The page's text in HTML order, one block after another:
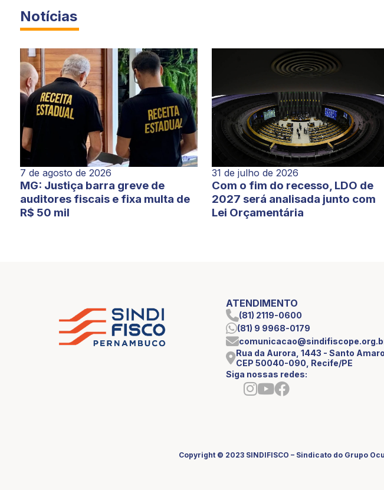
Notícias
7 de agosto de 2026
MG: Justiça barra greve de
auditores fiscais e fixa multa de
R$ 50 mil
31 de julho de 2026
Com o fim do recesso, LDO de
2027 será analisada junto com
Lei Orçamentária
ATENDIMENTO
(81) 2119-0600
(81) 9 9968-0179
Rua da Aurora, 1443 - Santo Amaro
CEP 50040-090, Recife/PE
Siga nossas redes:
Copyright © 2023 SINDIFISCO – Sindicato do Grupo